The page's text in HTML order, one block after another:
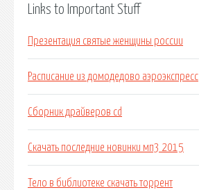
Links to Important Stuff
Презентация святые женщины россии
Расписание из домодедово аэроэкспресс
Сборник драйверов cd
Скачать последние новинки мп3 2015
Тело в библиотеке скачать торрент